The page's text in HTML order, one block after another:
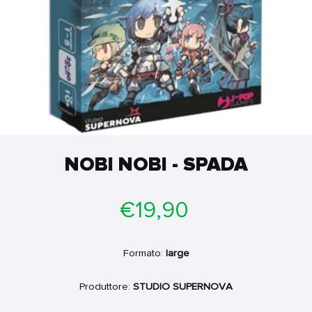
NOBI NOBI - SPADA
di
€19,90
Formato: large
Produttore: STUDIO SUPERNOVA